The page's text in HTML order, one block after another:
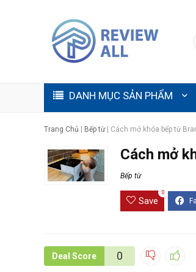
DANH MỤC SẢN PHẨM
Trang Chủ Bếp từ| Cách mở khóa bếp từ
Cách mở
Bếp từ
Save
0
Deal Score 0